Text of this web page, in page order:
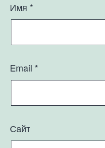
Имя *
Email *
Сайт